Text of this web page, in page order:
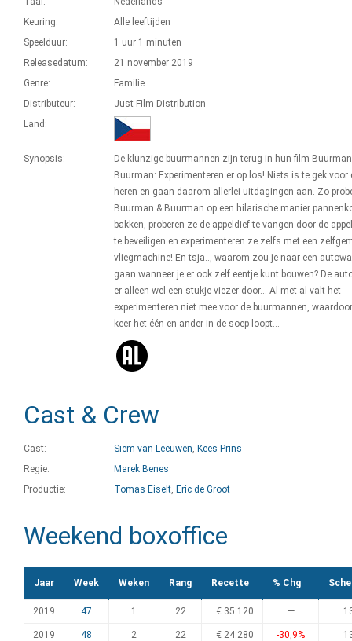
Keuring:
Alle leeftijden
Speelduur:
1 uur 1 minuten
Releasedatum:
21 november 2019
Genre:
Familie
Distributeur:
Just Film Distribution
Land:
Synopsis:
De klunzige buurmannen zijn terug in hun film
Buurman: Experimenteren er op los! Niets is te gek voor
heren en gaan daarom allerlei uitdagingen aan. Zo
Buurman & Buurman op een hilarische manier
bakken, proberen ze de appeldief te vangen door de
te beveiligen en experimenteren ze zelfs met een
vliegmachine! En tsja.., waarom zou je naar een
gaan wanneer je er ook zelf eentje kunt bouwen? De
er alleen wel een stukje viezer door… Al met al valt het
experimenteren niet mee voor de buurmannen,
keer het één en ander in de soep loopt…
Cast & Crew
Cast: Siem van Leeuwen, Kees Prins
Regie:
Marek Benes
Productie:
Tomas Eiselt, Eric de Groot
Weekend boxoffice
Jaar Week Weken Rang Recette % Chg
2019 47 1 22 € 35.120 —
2019 48 2 22 € 24.280 -30,9%